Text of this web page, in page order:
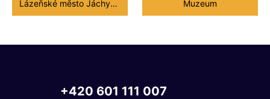
Lázeňské město Jáchymov Muzeum
+420 601 111 007